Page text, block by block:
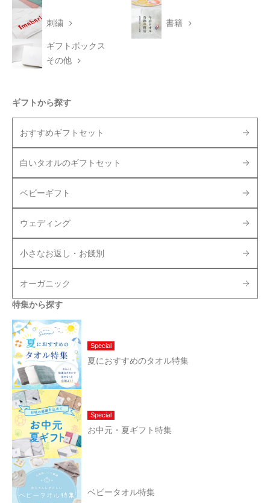
刺繍 書籍
ギフトボックス
その他
ギフトから探す
おすすめギフトセット
白いタオルのギフトセット
ベビーギフト
ウェディング
小さなお返し・お餞別
オーガニック
特集から探す
Special
夏におすすめのタオル特集
Special
お中元・夏ギフト特集
ベビータオル特集